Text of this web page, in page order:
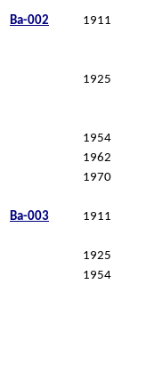
Ba-002 1911
1925
1954
1962
1970
Ba-003 1911
1925
1954